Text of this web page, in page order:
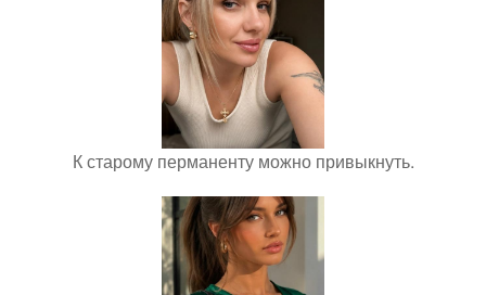
К старому перманенту можно привыкнуть.